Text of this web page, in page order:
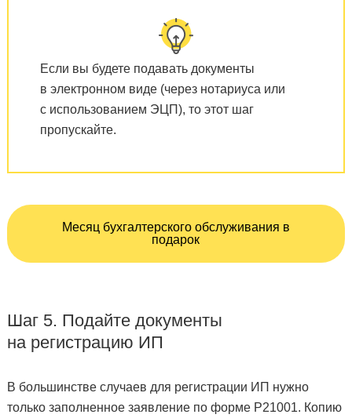
Если вы будете подавать документы
в электронном виде (через нотариуса или
с использованием ЭЦП), то этот шаг
пропускайте.
Месяц бухгалтерского обслуживания в
подарок
Шаг 5. Подайте документы
на регистрацию ИП
В большинстве случаев для регистрации ИП нужно
только заполненное заявление по форме Р21001. Копию